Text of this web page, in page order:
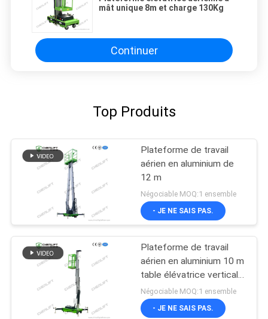
mât unique 8m et charge 130Kg
Continuer
Top Produits
Plateforme de travail
aérien en aluminium de
12 m
Négociable MOQ:1 ensemble
- JE NE SAIS PAS.
Plateforme de travail
aérien en aluminium 10 m
table élévatrice verticale
à mât unique
Négociable MOQ:1 ensemble
- JE NE SAIS PAS.